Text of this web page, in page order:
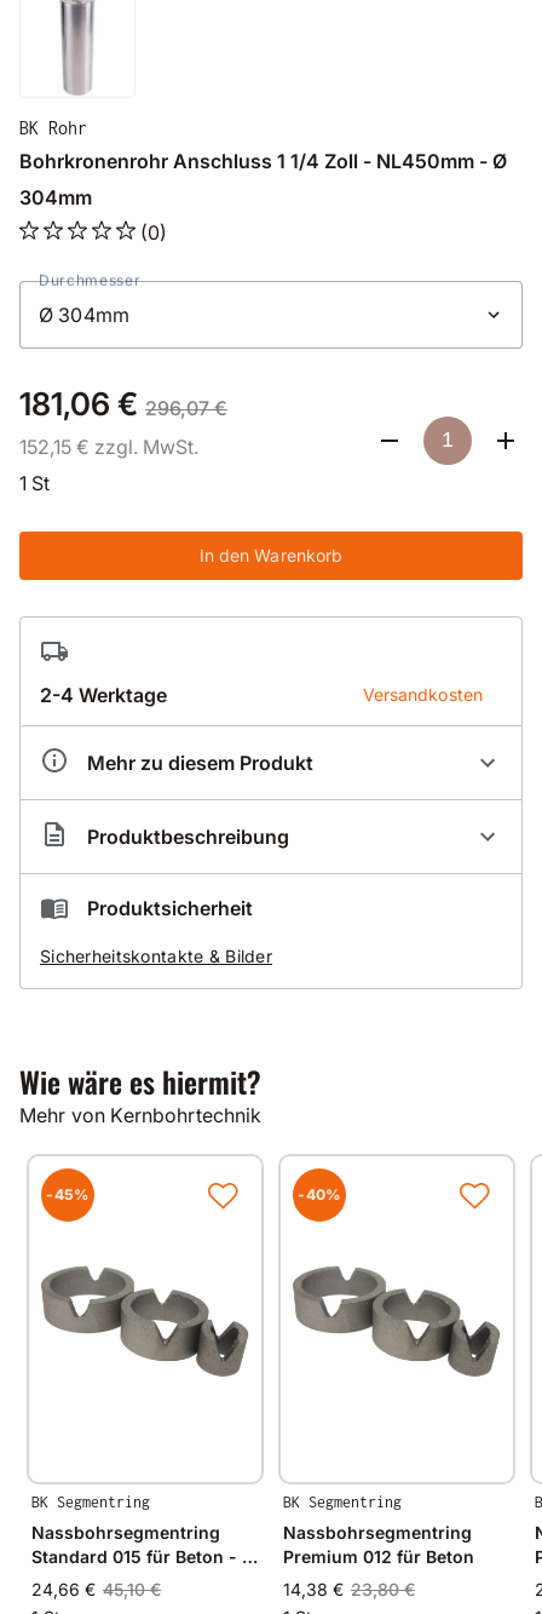
BK Rohr
Bohrkronenrohr Anschluss 1 1/4 Zoll - NL450mm - Ø
304mm
(0)
Durchmesser
181,06 € 296,07 €
152,15 € zzgl. MwSt.
1 St
In den Warenkorb
2-4 Werktage Versandkosten
Mehr zu diesem Produkt
Artikelnummer BR200304
Produktbeschreibung
Durch Eigenfertigung der Bohrkronenrohre
auch für alle Überlängen
Produktsicherheit
Sicherheitskontakte & Bilder
Wie wäre es hiermit?
Mehr von Kernbohrtechnik
-45%
BK Segmentring
Nassbohrsegmentring
Standard 015 für Beton - Ø
20mm - 20/15mm
24,66 € 45,10 €
-40%
BK Segmentring
Nassbohrsegmentring
Premium 012 für Beton
14,38 € 23,80 €